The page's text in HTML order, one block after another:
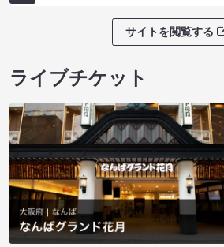
サイトを閲覧する
ライブチケット